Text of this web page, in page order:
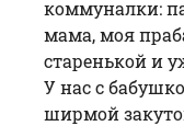
коммуналки:
мама, моя
старенькой и
У нас с
ширмой